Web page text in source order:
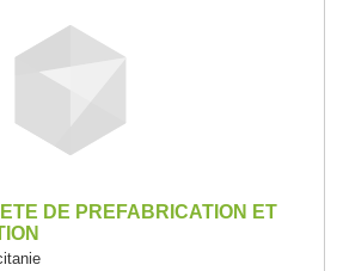
DE PREFABRICATION ET